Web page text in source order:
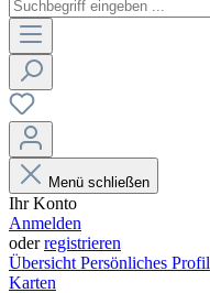
Menü schließen
Ihr Konto
Anmelden
oderregistrieren
Übersicht Persönliches Profil
Karten